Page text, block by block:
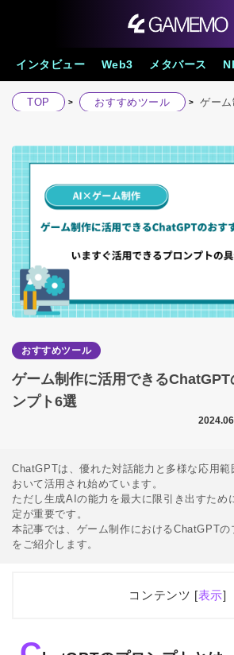
インタビュー Web3 メタバース
TOP おすすめツール ゲー
おすすめツール
ゲーム制作に活用できるChatGPT
ンプト6選
ChatGPTは、優れた対話能力と多様な応用範
おいて活用され始めています。
ただし生成AIの能力を最大に限引き出すため
定が重要です。
本記事では、ゲーム制作におけるChatGPTの
をご紹介します。
コンテンツ [表示]
1.1 プロンプトの種類